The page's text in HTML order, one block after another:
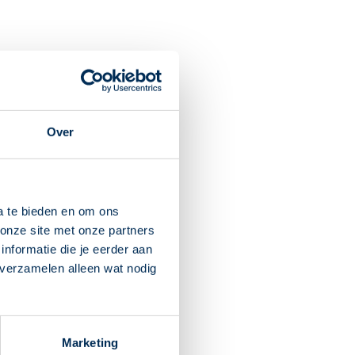
Over
te bieden en om ons
site met onze partners
die je eerder aan
alleen wat nodig
Marketing
huid.
een maaltijd. Neem dit
op bloedingen (zoals
Het is dan